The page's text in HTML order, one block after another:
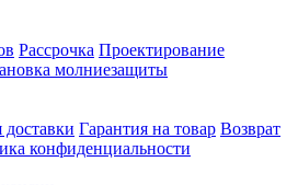
Рассрочка Проектирование
молниезащиты
доставки Гарантия на товар Возврат
конфиденциальности